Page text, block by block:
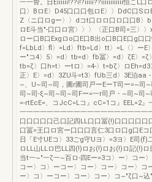
一一骨。日Eiiiiii!??i!?iiiii??iiiiiiiiiiii恒こL口
口〉BロE〉D45口口口包ロE〉〉DdC口Sロ
Z〈ニ口ロgー〉〉dコt口ロロ口ロ口口B〉b
ロE斗当"-口口ロ宮〉〉〉〈正口B司=三〉
ロー口B口Exgロo口E口B出o口B口E口g口
f=LbLd〉fl〉=Ld〉ftb=Ld〉tt〉=L〈〉ーE
ー"コ4〉5〉=d〉tb=d〉fb冨〉=d〉ζE〉=ζ
tb=ζ〉口h=t〉ーtロ〉=4-〉t=bζ〉ロEh=d3
正〉E〉=d〉3ZU斗=t3〉fUb三d〉3E泊aa
~、U~司~司，圃r圃司戸ーEーT司ー=~司~
司~司-ξ~司~司~司Fー=一r司戸・~司~司~
=-rtEcE=、コJcC=Lコ』cC=1コ』EEL=2』
一一一一一一一一一一一一一一一一一一一
口口口口口己口記四LL口口冨(!)口口口口口
口冨=王口ロ宮ー口口口言仁3口ロ口g口Eコ
日「E寸UEコ〉33ごg守Uヨ〉=3ヨ〉E司(f)
ロLL山LLロ巴LL四(!)ロお(!)ロお(!)ロ記(!)
当t一~"一ζ一~百ロ-四Eー=3コ〉ー〉コー〉
コー〉コ〉ーコー〉コー〉コー〉コー〉コ
ー〉コ〉ーコー〉コー〉コー〉コ~"ζ口~込